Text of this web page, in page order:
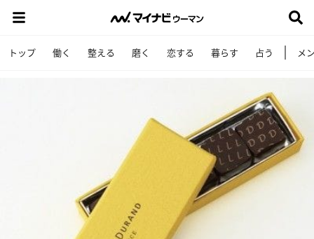
トップ 働く 整える 磨く 恋する 暮らす 占う メ